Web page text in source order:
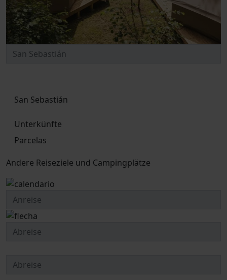
San Sebastián
Unterkünfte
Parcelas
Andere Reiseziele und Campingplätze